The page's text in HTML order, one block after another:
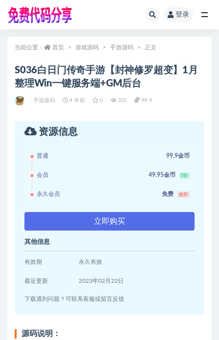
登录
当前位置： 首页 游戏源码 手游源码 正文
S036白日门传奇手游【封神修罗超变】1月
整理Win一键服务端+GM后台
手游源码 4 年前 0 332 99.9
资源信息
普通 99.9金币
会员 49.95金币 5折
永久会员 免费 推荐
立即购买
其他信息
有效期 永久有效
最近更新 2023年02月22日
下载遇到问题？可联系客服或留言反馈
源码说明：